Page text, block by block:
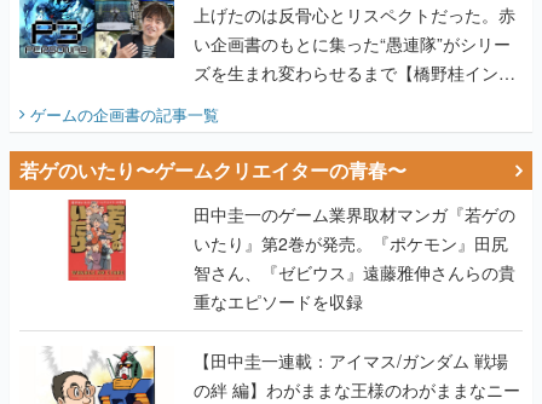
上げたのは反骨心とリスペクトだった。赤
い企画書のもとに集った“愚連隊”がシリー
ズを生まれ変わらせるまで【橋野桂インタ
ゲームの企画書の記事一覧
若ゲのいたり〜ゲームクリエイターの青春〜
田中圭一のゲーム業界取材マンガ『若ゲの
いたり』第2巻が発売。『ポケモン』田尻
智さん、『ゼビウス』遠藤雅伸さんらの貴
重なエピソードを収録
【田中圭一連載：アイマス/ガンダム 戦場
の絆 編】わがままな王様のわがままなニー